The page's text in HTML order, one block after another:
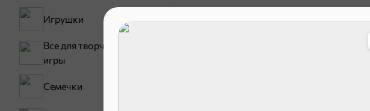
Игрушки
Все для творчества,
игры
Семечки
Сладости и десерты
Ирис, гематоген